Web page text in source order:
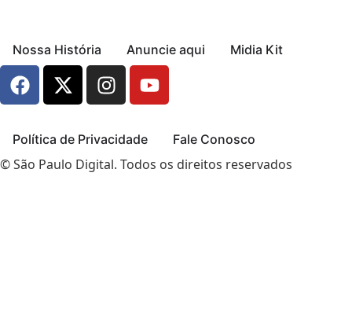
Nossa História Anuncie aqui Midia Kit
Política de Privacidade Fale Conosco
© São Paulo Digital. Todos os direitos reservados